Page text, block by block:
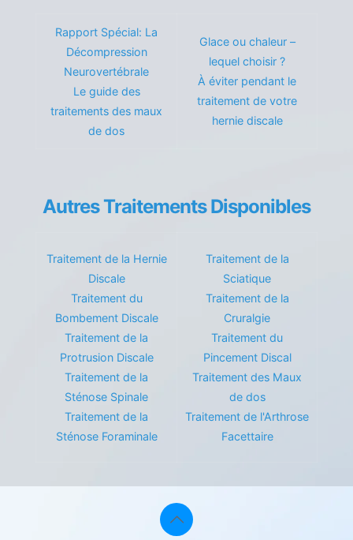
Rapport Spécial: La
Décompression
Neurovertébrale
Le guide des
traitements des maux
de dos
Glace ou chaleur –
lequel choisir ?
À éviter pendant le
traitement de votre
hernie discale
Autres Traitements Disponibles
Traitement de la Hernie
Discale
Traitement du
Bombement Discale
Traitement de la
Protrusion Discale
Traitement de la
Sténose Spinale
Traitement de la
Sténose Foraminale
Traitement de la
Sciatique
Traitement de la
Cruralgie
Traitement du
Pincement Discal
Traitement des Maux
de dos
Traitement de l'Arthrose
Facettaire